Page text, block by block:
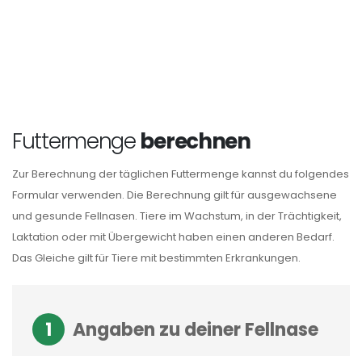
Futtermengeberechnen
Zur Berechnung der täglichen Futtermenge kannst du folgendes
Formular verwenden. Die Berechnung gilt für ausgewachsene
und gesunde Fellnasen. Tiere im Wachstum, in der Trächtigkeit,
Laktation oder mit Übergewicht haben einen anderen Bedarf.
Das Gleiche gilt für Tiere mit bestimmten Erkrankungen.
1 Angaben zu deiner Fellnase